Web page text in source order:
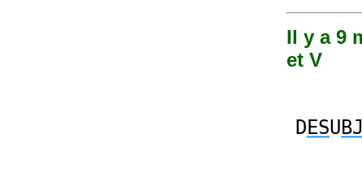
Il y a 9
et V
DESUBJ